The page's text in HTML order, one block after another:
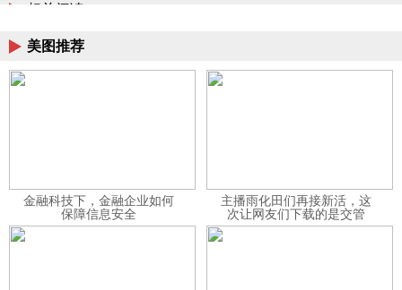
相关阅读
美图推荐
金融科技下，金融企业如何
保障信息安全
主播雨化田们再接新活，这
次让网友们下载的是交管
12123APP